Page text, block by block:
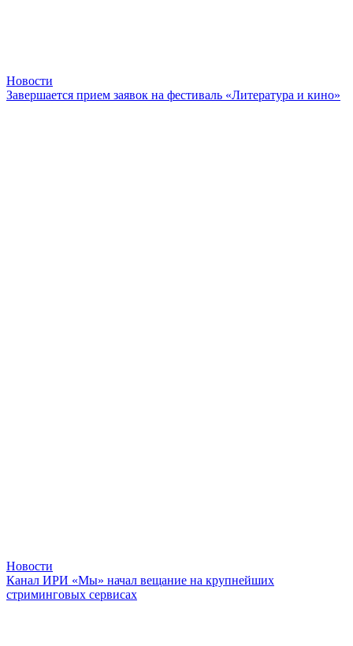
Новости
Завершается прием заявок на фестиваль «Литература и кино»
Новости
Канал ИРИ «Мы» начал вещание на крупнейших
стриминговых сервисах